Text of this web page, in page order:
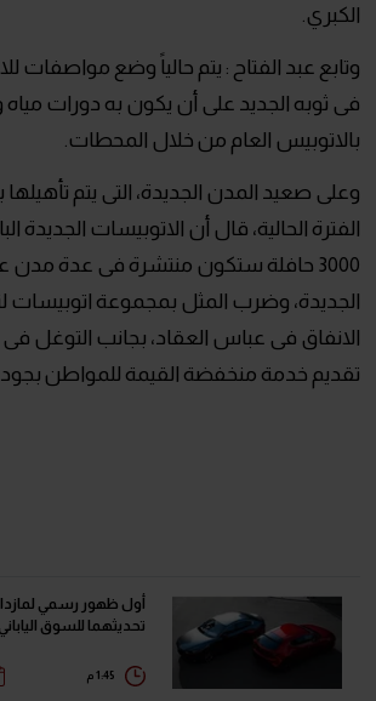
الكبري.
وتابع عبد الفتاح : يتم حالياً وضع مواصفات
فى ثوبه الجديد على أن يكون به دورات
بالاتوبيس العام من خلال المحطات.
وعلى صعيد المدن الجديدة، التى يتم
الفترة الحالية، قال أن الاتوبيسات الجديدة
3000 حافلة ستكون منتشرة فى عدة مدن
الجديدة، وضرب المثل بمجموعة اتوبيسات
الانفاق فى عباس العقاد، بجانب التوغل
تقديم خدمة منخفضة القيمة للمواطن
تحديثهما للسوق الياباني